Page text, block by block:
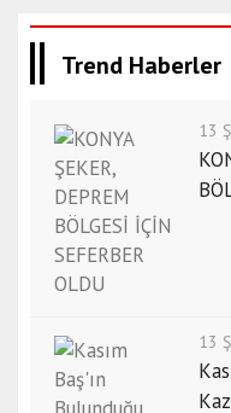
Trend Haberler
13
13